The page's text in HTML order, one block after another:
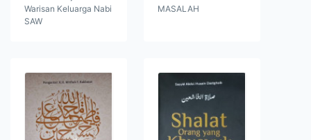
Warisan Keluarga Nabi
SAW
MASALAH